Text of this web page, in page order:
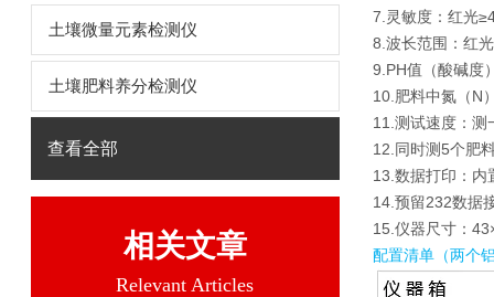
土壤微量元素检测仪
土壤肥料养分检测仪
查看全部
相关文章
Relevant Articles
7.灵敏度：红光
8.波长范围：红
9.PH值（酸碱度
10.肥料中氮（N
11.测试速度：测
12.同时测5个肥
13.数据打印：内
14.预留232数据
15.仪器尺寸：
配置清单（两个